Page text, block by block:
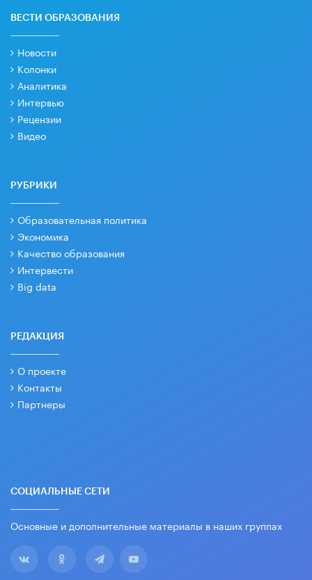
ВЕСТИ ОБРАЗОВАНИЯ
Новости
Колонки
Аналитика
Интервью
Рецензии
Видео
РУБРИКИ
Образовательная политика
Экономика
Качество образования
Интервести
Big data
РЕДАКЦИЯ
О проекте
Контакты
Партнеры
СОЦИАЛЬНЫЕ СЕТИ
Основные и дополнительные материалы в наших группах